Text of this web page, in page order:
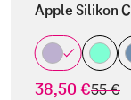
Apple Silikon
38,50 €statt
55 €